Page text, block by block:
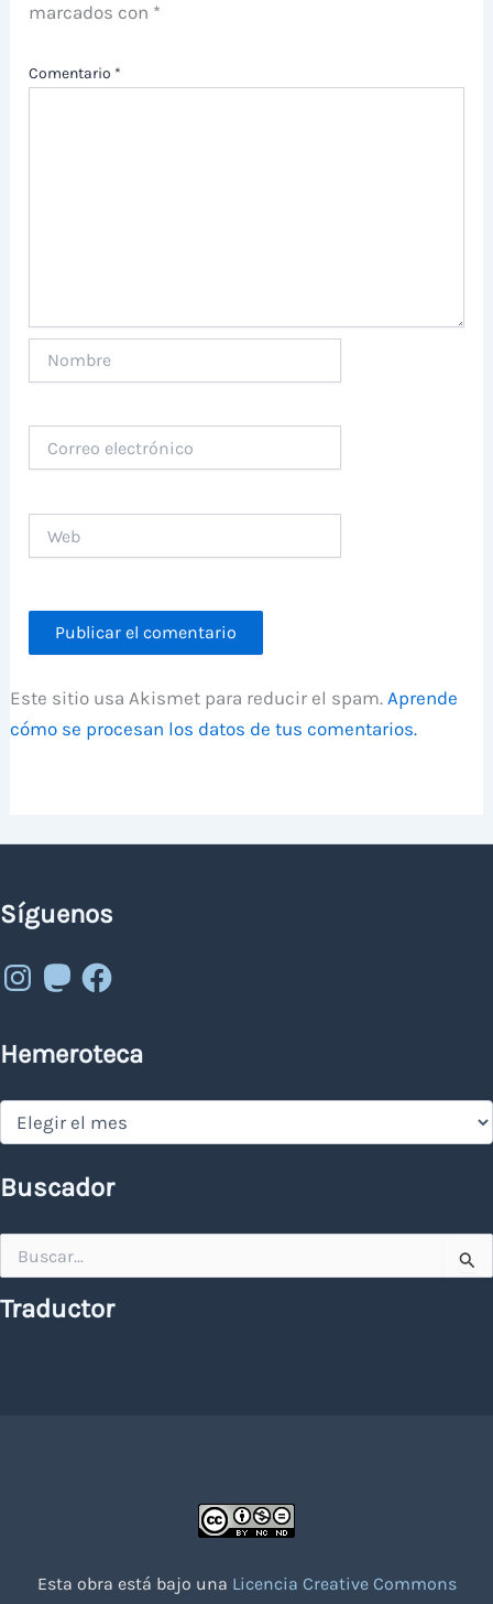
marcados con *
Comentario *
electrónico
Este sitio usa Akismet para reducir el spam.Aprende
cómo se procesan los datos de tus comentarios.
Síguenos
Instagram
MastodonFacebook
Hemeroteca
Hemeroteca
Buscador
por:
Traductor
Esta obra está bajo una Licencia Creative Commons